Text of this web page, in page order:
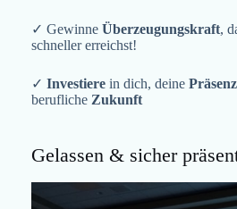
✓ Gewinne Überzeugungskraft,
schneller erreichst!
✓ Investiere in dich, deine Präsenz
berufliche Zukunft
Gelassen & sicher